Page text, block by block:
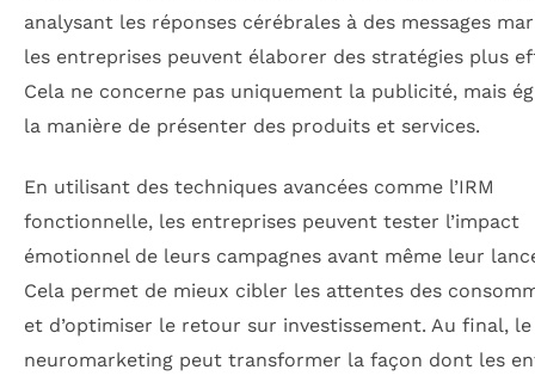
analysant les réponses cérébrales à des messages
les entreprises peuvent élaborer des stratégies plus
Cela ne concerne pas uniquement la publicité, mais
la manière de présenter des produits et services.
En utilisant des techniques avancées comme l’IRM
fonctionnelle, les entreprises peuvent tester l’impact
émotionnel de leurs campagnes avant même leur
Cela permet de mieux cibler les attentes des
et d’optimiser le retour sur investissement. Au final, le
neuromarketing peut transformer la façon dont les